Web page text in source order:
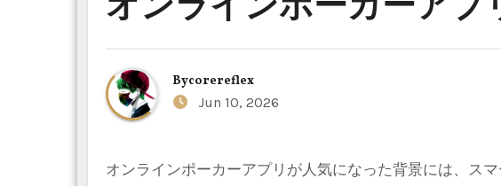
Bycorereflex
Jun 10, 2026
オンラインポーカーアプリが人気になった背景には、スマートフォンの普及、動画コンテンツの増加、オ